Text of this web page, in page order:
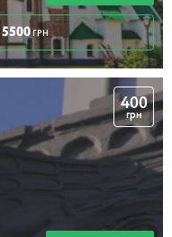
5500 ГРН
400
грн